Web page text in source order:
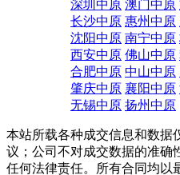
深圳中原 澳门中原
长沙中原 惠州中原
沈阳中原 南宁中原
西安中原 佛山中原
合肥中原 中山中原
肇庆中原 襄阳中原
无锡中原 扬州中原
本站所载各种成交信息和数据
议；公司不对成交数据的准确
任何法律责任。所有合同均以